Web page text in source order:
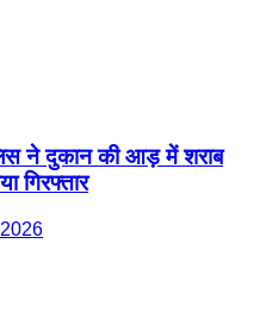
ने दुकान की आड़ में शराब
गिरफ्तार